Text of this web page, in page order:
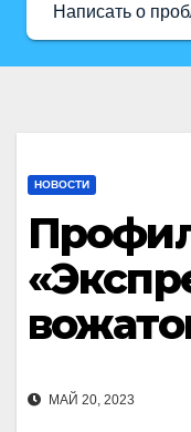
Написать о
НОВОСТИ
МАЙ 20, 2023